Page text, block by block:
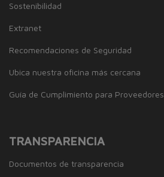
Sostenibilidad
Extranet
Recomendaciones de Seguridad
Ubica nuestra oficina más cercana
Guía de Cumplimiento para Proveedores
TRANSPARENCIA
Documentos de transparencia